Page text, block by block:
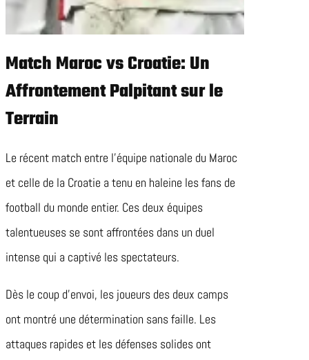
Match Maroc vs Croatie: Un
Affrontement Palpitant sur le
Terrain
Le récent match entre l’équipe nationale du Maroc
et celle de la Croatie a tenu en haleine les fans de
football du monde entier. Ces deux équipes
talentueuses se sont affrontées dans un duel
intense qui a captivé les spectateurs.
Dès le coup d’envoi, les joueurs des deux camps
ont montré une détermination sans faille. Les
attaques rapides et les défenses solides ont